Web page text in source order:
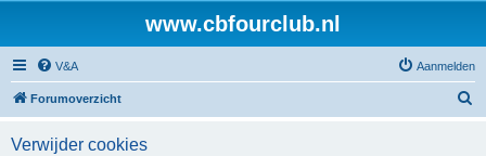
www.cbfourclub.nl
V&A Aanmelden
Forumoverzicht
Verwijder cookies